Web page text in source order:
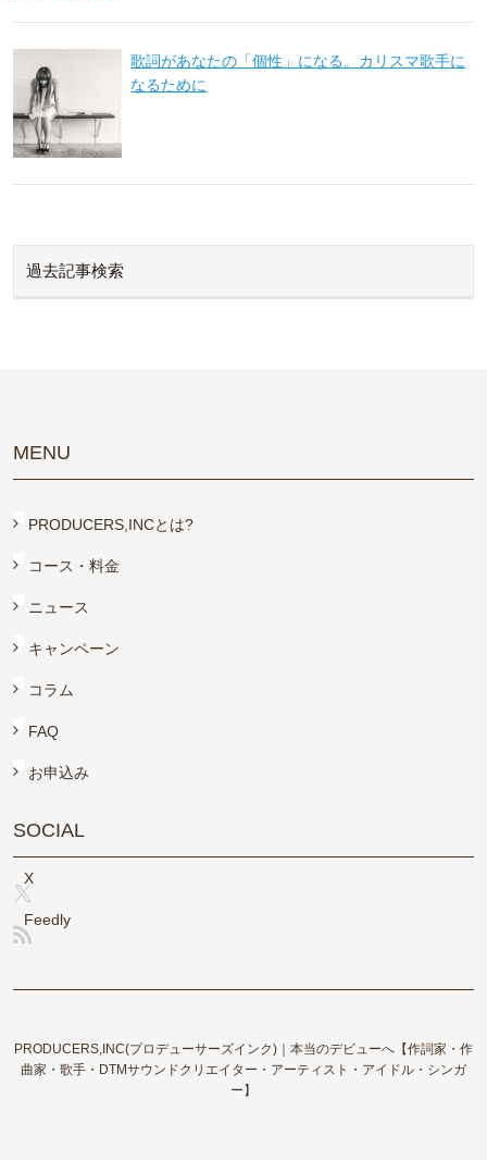
歌詞があなたの「個性」になる。カリスマ歌手に
なるために
過去記事検索
MENU
PRODUCERS,INCとは?
コース・料金
ニュース
キャンペーン
コラム
FAQ
お申込み
SOCIAL
X
Feedly
PRODUCERS,INC(プロデューサーズインク)｜本当のデビューへ【作詞家・作
曲家・歌手・DTMサウンドクリエイター・アーティスト・アイドル・シンガ
ー】